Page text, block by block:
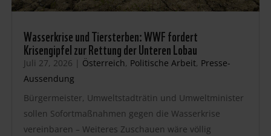
Wasserkrise und Tiersterben: WWF fordert
Krisengipfel zur Rettung der Unteren Lobau
Juli 27, 2026 | Österreich, Politische Arbeit, Presse-
Aussendung
Bürgermeister, Umweltstadträtin und Umweltminister
sollen Sofortmaßnahmen gegen die Wasserkrise
vereinbaren – Weiteres Zuschauen wäre völlig